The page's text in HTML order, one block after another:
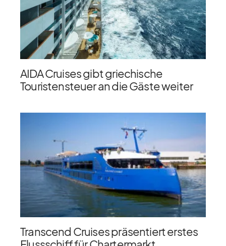
AIDA Cruises gibt griechische
Touristensteuer an die Gäste weiter
Transcend Cruises präsentiert erstes